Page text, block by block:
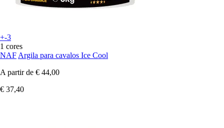
+-3
1 cores
NAF Argila para cavalos Ice Cool
A partir de € 44,00
€ 37,40